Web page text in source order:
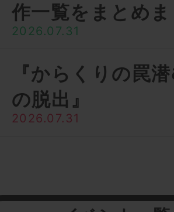
作一覧をまとめ
2026.07.31
『からくりの罠
の脱出』
2026.07.31